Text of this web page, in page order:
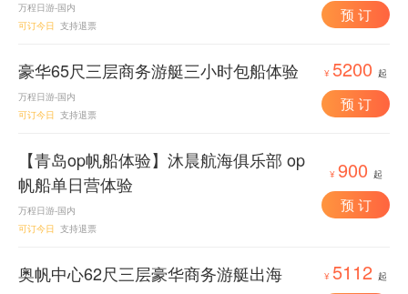
万程日游-国内
可订今日 支持退票
预 订
豪华65尺三层商务游艇三小时包船体验
万程日游-国内
可订今日 支持退票
¥ 5200 起
预 订
【青岛op帆船体验】沐晨航海俱乐部 op
帆船单日营体验
万程日游-国内
可订今日 支持退票
¥ 900 起
预 订
奥帆中心62尺三层豪华商务游艇出海 ¥ 5112 起